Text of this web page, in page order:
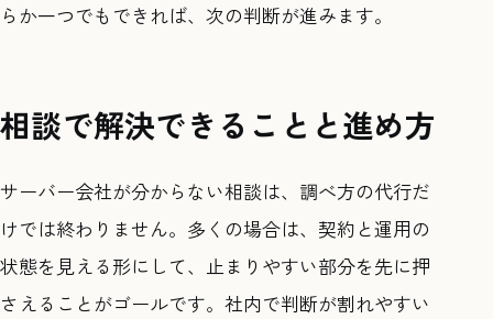
らか一つでもできれば、次の判断が進みます。
相談で解決できることと進め方
サーバー会社が分からない相談は、調べ方の代行だ
けでは終わりません。多くの場合は、契約と運用の
状態を見える形にして、止まりやすい部分を先に押
さえることがゴールです。社内で判断が割れやすい